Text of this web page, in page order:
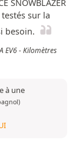
SNOWBLAZER
sur la
besoin.
EV6 - Kilomètres
à une